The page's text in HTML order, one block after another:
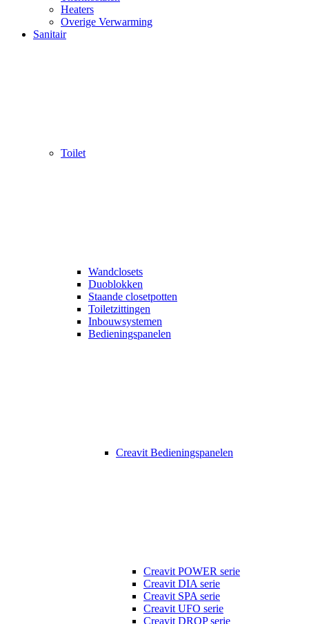
Heaters
Overige Verwarming
Sanitair
Toilet
Wandclosets
Duoblokken
Staande closetpotten
Toiletzittingen
Inbouwsystemen
Bedieningspanelen
Creavit Bedieningspanelen
Creavit POWER serie
Creavit DIA serie
Creavit SPA serie
Creavit UFO serie
Creavit DROP serie